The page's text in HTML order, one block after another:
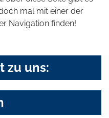
mal mit einer der
Navigation finden!
zu uns: